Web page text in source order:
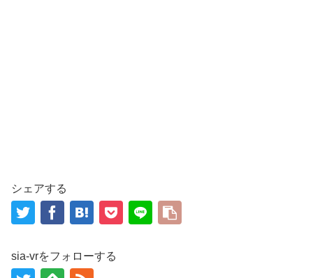
シェアする
sia-vrをフォローする